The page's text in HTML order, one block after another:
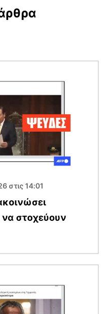
στις 14:01
στοχεύουν